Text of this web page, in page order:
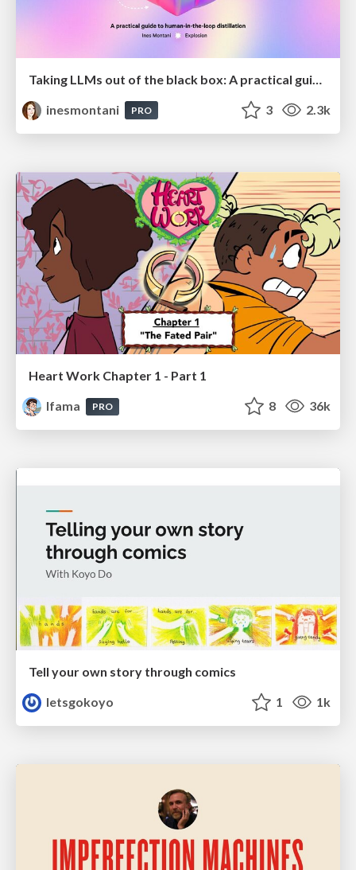
inesmontani
PRO 3 2.3k
Heart Work Chapter 1 - Part 1
lfama
PRO 8 36k
Tell your own story through comics
letsgokoyo
1 1k